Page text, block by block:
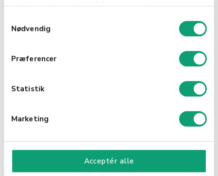
Nødvendig
Præferencer
Statistik
Marketing
Acceptér alle
regelmæssige betalinger som
cash flow for virksomheder.
Fordele ved PBS
for din
virksomhed